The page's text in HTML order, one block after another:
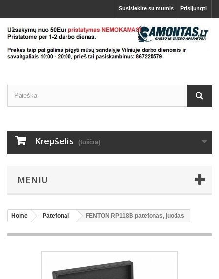
Prisijungti
Susisiekite su mumis
Krepšelis (tuščia)
MENIU
Home Patefonai FENTON RP118B patefonas, juodas